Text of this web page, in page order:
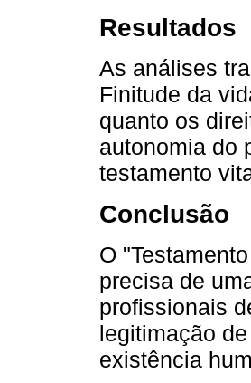
Resultados
As análises
Finitude da
quanto os
autonomia do
testamento
Conclusão
O
precisa de
profissionais
legitimação
existência